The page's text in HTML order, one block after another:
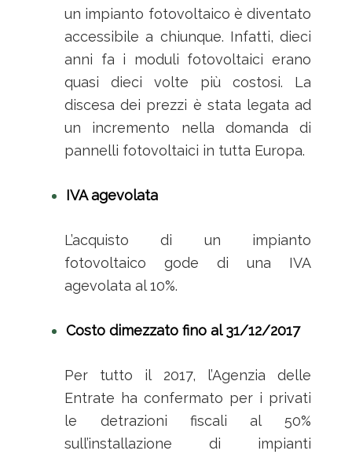
un impianto fotovoltaico è diventato
accessibile a chiunque. Infatti, dieci
anni fa i moduli fotovoltaici erano
quasi dieci volte più costosi. La
discesa dei prezzi è stata legata ad
un incremento nella domanda di
pannelli fotovoltaici in tutta Europa.
IVA agevolata
L’acquisto di un impianto
fotovoltaico gode di una IVA
agevolata al 10%.
Costo dimezzato fino al 31/12/2017
Per tutto il 2017, l’Agenzia delle
Entrate ha confermato per i privati
le detrazioni fiscali al 50%
sull’installazione di impianti